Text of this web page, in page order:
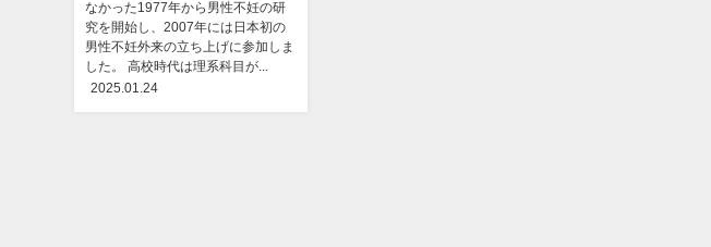
なかった1977年から男性不妊の研
究を開始し、2007年には日本初の
男性不妊外来の立ち上げに参加しま
した。 高校時代は理系科目が...
2025.01.24